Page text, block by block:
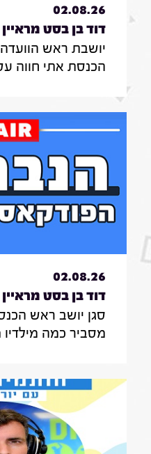
02.08.26
דוד בן בסט
לעובדים זרים ,
עטיה|31.7.26
יושבת ראש
הכנסת אתי חווה
אותה בעשייה
02.08.26
דוד בן בסט
הכנסת, ניסים
סגן יושב ראש
מסביר כמה
הוא רוצה להיות